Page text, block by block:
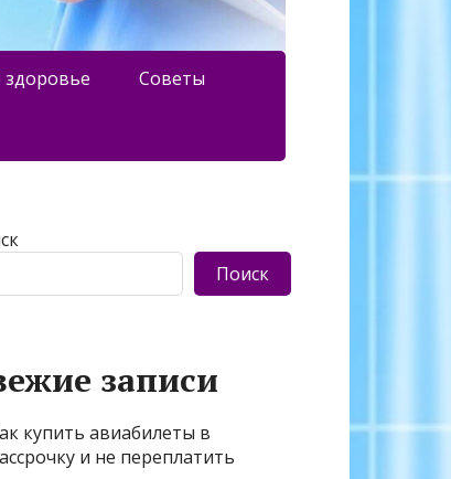
здоровье Советы
Поиск
записи
купить авиабилеты в
и не переплатить